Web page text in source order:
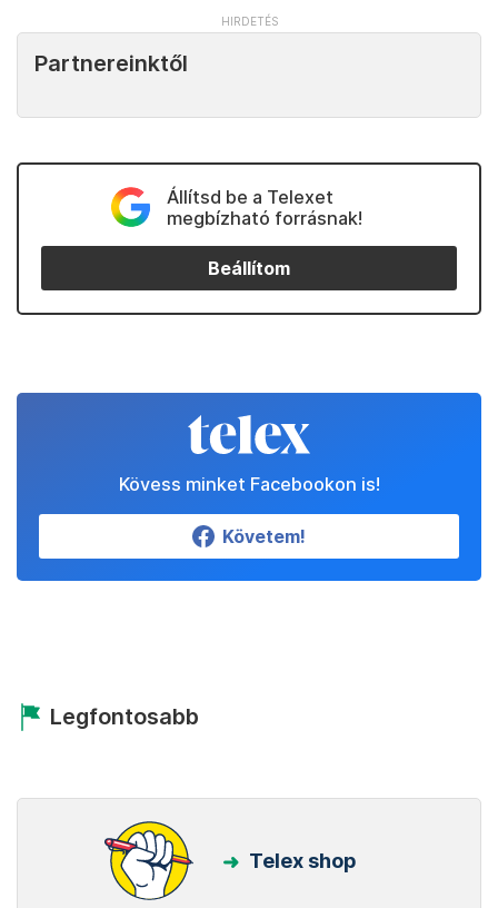
Partnereinktől
Állítsd be a Telexet
megbízható forrásnak!
Beállítom
Kövess minket Facebookon is!
Követem!
Legfontosabb
Telex shop